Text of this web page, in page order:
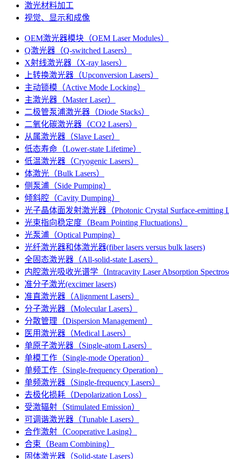
激光材料加工
视觉、显示和成像
OEM激光器模块（OEM Laser Modules）
Q激光器（Q-switched Lasers）
X射线激光器（X-ray lasers）
上转换激光器（Upconversion Lasers）
主动锁模（Active Mode Locking）
主激光器（Master Laser）
二极管泵浦激光器（Diode Stacks）
二氧化碳激光器（CO2 Lasers）
从属激光器（Slave Laser）
低态寿命（Lower-state Lifetime）
低温激光器（Cryogenic Lasers）
体激光（Bulk Lasers）
侧泵浦（Side Pumping）
倾斜腔（Cavity Dumping）
光子晶体面发射激光器（Photonic Crystal Surface-emitting
光束指向稳定度（Beam Pointing Fluctuations）
光泵浦（Optical Pumping）
光纤激光器和体激光器(fiber lasers versus bulk lasers)
全固态激光器（All-solid-state Lasers）
内腔激光吸收光谱学（Intracavity Laser Absorption
准分子激光(excimer lasers)
准直激光器（Alignment Lasers）
分子激光器（Molecular Lasers）
分散管理（Dispersion Management）
医用激光器（Medical Lasers）
单原子激光器（Single-atom Lasers）
单模工作（Single-mode Operation）
单频工作（Single-frequency Operation）
单频激光器（Single-frequency Lasers）
去极化损耗（Depolarization Loss）
受激辐射（Stimulated Emission）
可调谐激光器（Tunable Lasers）
合作激射（Cooperative Lasing）
合束（Beam Combining）
固体激光器（Solid-state Lasers）